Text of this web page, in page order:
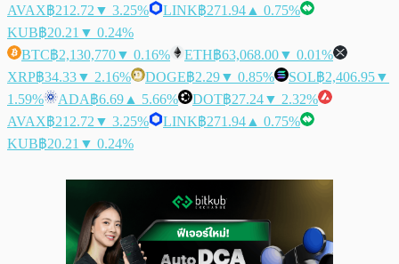
AVAX฿212.72 ▼ 3.25% LINK฿271.94 ▲ 0.75%
KUB฿20.21 ▼ 0.24%
BTC฿2,130,770▼ 0.16% ETH฿63,068.00▼ 0.01%
XRP฿34.33▼ 2.16% DOGE฿2.29▼ 0.85% SOL฿2,406.95▼
1.59%
ADA฿6.69 ▲ 5.66% DOT฿27.24▼ 2.32%
AVAX฿212.72 ▼ 3.25% LINK฿271.94 ▲ 0.75%
KUB฿20.21 ▼ 0.24%